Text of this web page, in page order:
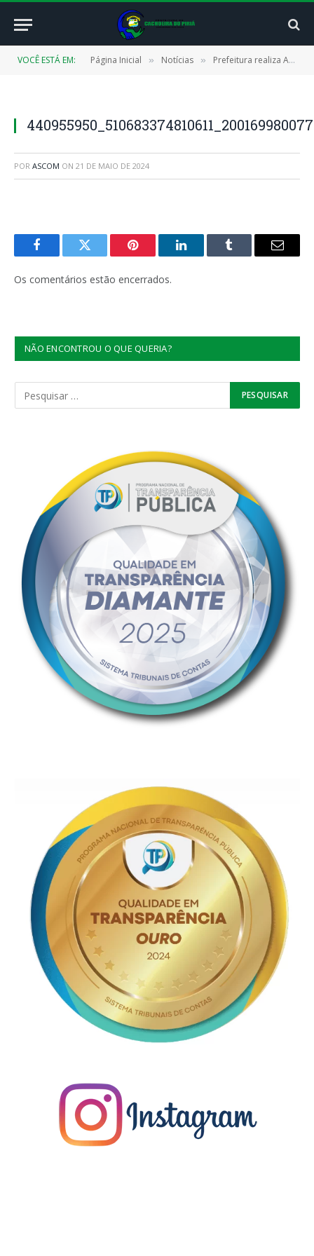
VOCÊ ESTÁ EM: Página Inicial » Notícias » Prefeitura realiza Assinatura da Ordem de Serviço para construção do Espaço Esportivo na Escola Maria Bezerra Pontes
POR ASCOM ON 21 DE MAIO DE 2024
FacebookTwitter Pinterest LinkedInTumblr
E-
Os comentários estão encerrados.
NÃO ENCONTROU O QUE QUERIA?